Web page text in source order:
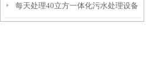
每天处理40立方一体化污水处理设备